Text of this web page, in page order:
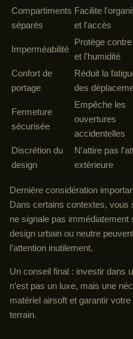
Compartiments
séparés
Facilite
et l'accès
Imperméabilité
Protège
et l'humidité
Confort de
portage
Réduit la
des
Fermeture
sécurisée
Empêche les
ouvertures
accidentelles
Discrétion du
design
N'attire pas
extérieure
Dernière considération
Dans certains contextes, vous
ne signale pas
design urbain ou neutre
l’attention inutilement.
Un conseil final : investir dans
n’est pas un luxe, mais une
matériel airsoft et garantir
terrain.